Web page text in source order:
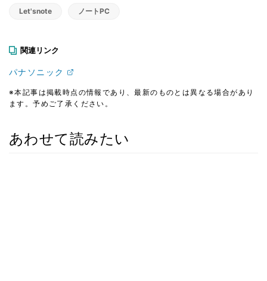
Let'snote ノートPC
関連リンク
パナソニック
※本記事は掲載時点の情報であり、最新のものとは異なる場合があり
ます。予めご了承ください。
あわせて読みたい